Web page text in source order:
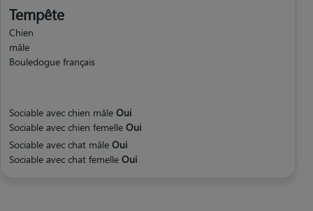
Tempête
Chien
mâle
Bouledogue français
Sociable avec chien mâle Oui
Sociable avec chien femelle Oui
Sociable avec chat mâle Oui
Sociable avec chat femelle Oui